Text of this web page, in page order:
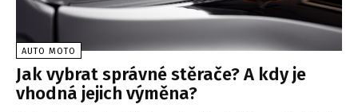
AUTO MOTO
Jak vybrat správné stěrače? A kdy je
vhodná jejich výměna?